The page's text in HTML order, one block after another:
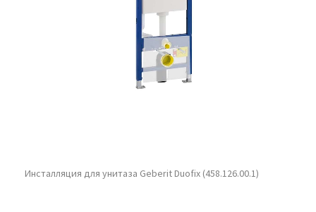
Инсталляция для унитаза Geberit Duofix (458.126.00.1)